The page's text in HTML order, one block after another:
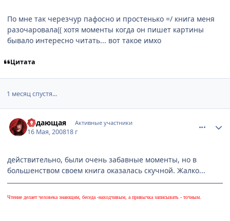
По мне так черезчур пафосно и простенько =/ книга меня
разочаровала(( хотя моменты когда он пишет картины
бывало интересно читать... вот такое имхо
Цитата
1 месяц спустя...
Ведающая Активные участники
16 Мая, 200818 г
действительно, были очень забавные моменты, но в
большенством своем книга оказалась скучной. Жалко...
Чтение делает человека знающим, беседа -находчивым, а привычка записывать - точным.